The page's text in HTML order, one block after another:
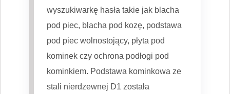
wyszukiwarkę hasła takie jak blacha
pod piec, blacha pod kozę, podstawa
pod piec wolnostojący, płyta pod
kominek czy ochrona podłogi pod
kominkiem. Podstawa kominkowa ze
stali nierdzewnej D1 została